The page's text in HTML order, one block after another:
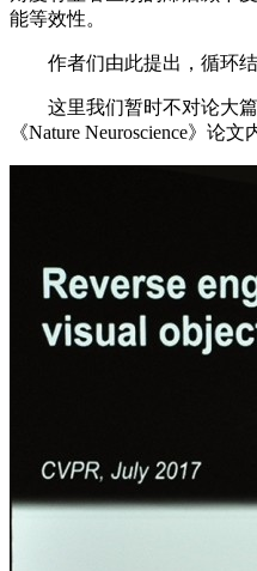
能等效性。
作者们由此提出，循环结
这里我们暂时不对论大篇幅
《Nature Neuroscience》论